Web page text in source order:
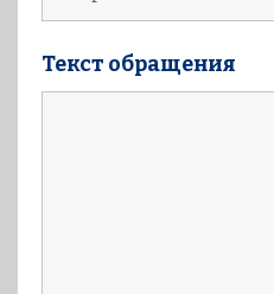
Текст обращения